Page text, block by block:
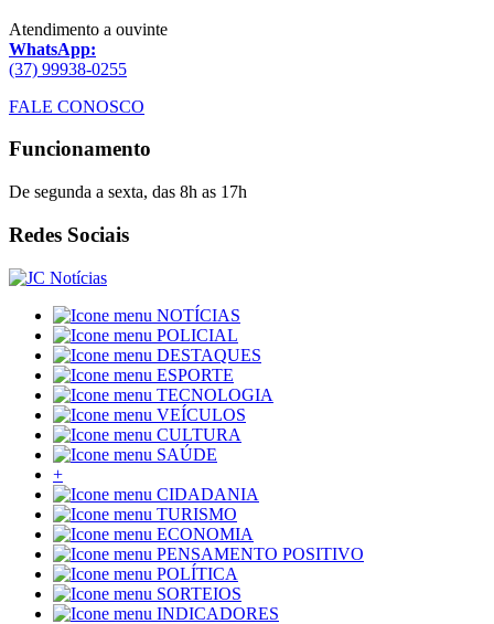
Atendimento a ouvinte
WhatsApp:
(37) 99938-0255
FALE CONOSCO
Funcionamento
De segunda a sexta, das 8h as 17h
Redes Sociais
NOTÍCIAS
POLICIAL
DESTAQUES
ESPORTE
TECNOLOGIA
VEÍCULOS
CULTURA
SAÚDE
+
CIDADANIA
TURISMO
ECONOMIA
PENSAMENTO POSITIVO
POLÍTICA
SORTEIOS
INDICADORES